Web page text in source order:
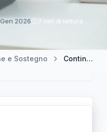
2026 7 min di lettura
e Sostegno Continuità didattica e conferma del docente di sostegno: una procedura garantita anche nel 2026/27